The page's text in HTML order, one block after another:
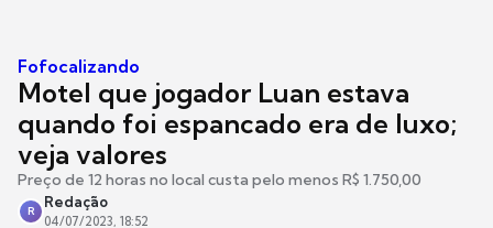
Fofocalizando
Motel que jogador Luan estava
quando foi espancado era de luxo;
veja valores
Preço de 12 horas no local custa pelo menos R$ 1.750,00
R
Redação
04/07/2023, 18:52